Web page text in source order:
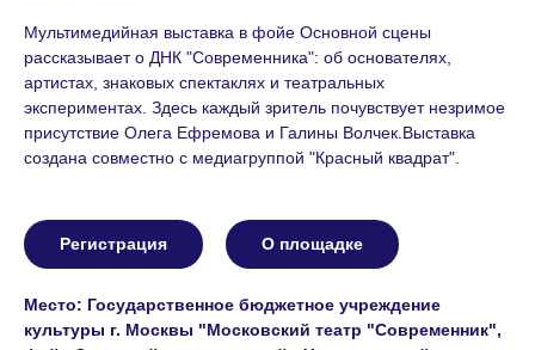
Мультимедийная выставка в фойе Основной сцены
рассказывает о ДНК "Современника": об основателях,
артистах, знаковых спектаклях и театральных
экспериментах. Здесь каждый зритель почувствует незримое
присутствие Олега Ефремова и Галины Волчек.Выставка
создана совместно с медиагруппой "Красный квадрат".
Регистрация О площадке
Место: Государственное бюджетное учреждение
культуры г. Москвы "Московский театр "Современник",